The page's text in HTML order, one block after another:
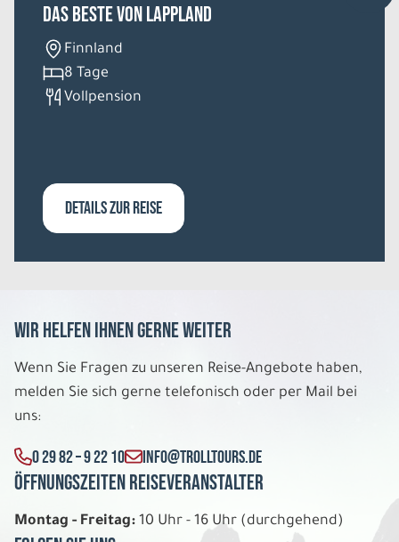
Das Beste von Lappland
Finnland
8 Tage
Vollpension
DETAILS ZUR REISE
Wir helfen Ihnen gerne weiter
Wenn Sie Fragen zu unseren Reise-Angebote haben,
melden Sie sich gerne telefonisch oder per Mail bei
uns:
0 29 82 – 9 22 10 INFO@TROLLTOURS.DE
Öffnungszeiten Reiseveranstalter
Montag - Freitag: 10 Uhr - 16 Uhr (durchgehend)